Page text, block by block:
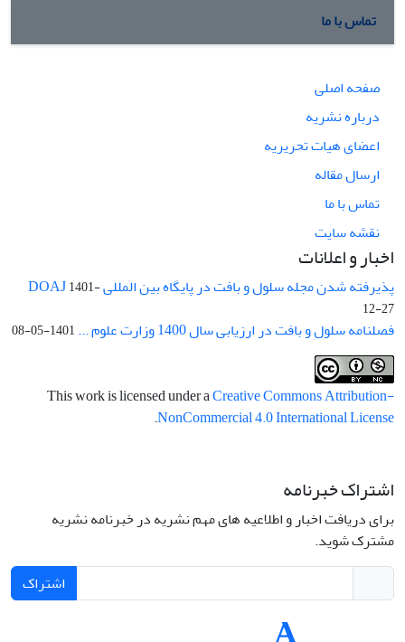
تماس با ما
صفحه اصلی
درباره نشریه
اعضای هیات تحریریه
ارسال مقاله
تماس با ما
نقشه سایت
اخبار و اعلانات
پذیرفته شدن مجله سلول و بافت در پایگاه بین المللی DOAJ1401-
12-27
فصلنامه سلول و بافت در ارزیابی سال 1400 وزارت علوم ... 1401-05-08
This work is licensed under aCreative Commons Attribution-
NonCommercial 4.0 International License
.
اشتراک خبرنامه
برای دریافت اخبار و اطلاعیه های مهم نشریه در خبرنامه نشریه
مشترک شوید.
اشتراک